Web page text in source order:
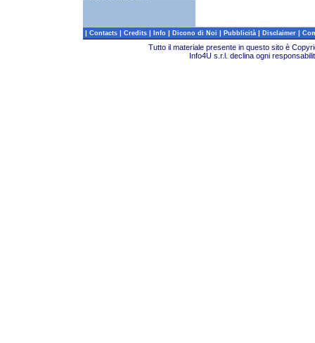
| Contacts | Credits | Info | Dicono di Noi | Pubblicità | Disclaimer |
Tutto il materiale presente in questo sito è
Info4U s.r.l. declina ogni